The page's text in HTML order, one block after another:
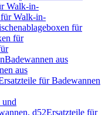
Walk-in-
für Walk-in-
für
für
Badewannen aus
aus
für Badewannen
und
d52Ersatzteile für